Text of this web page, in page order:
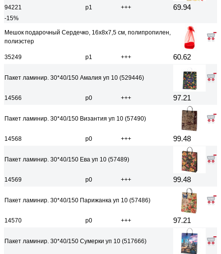
94221 р1 +++ 69.94
-15%
Мешок подарочный Сердечко, 16x8x7,5 см, полипропилен,
полиэстер
35249 р1 +++ 60.62
Пакет ламинир. 30*40/150 Амалия уп 10 (529446)
14566 р0 +++ 97.21
Пакет ламинир. 30*40/150 Византия уп 10 (57490)
14568 р0 +++ 99.48
Пакет ламинир. 30*40/150 Ева уп 10 (57489)
14569 р0 +++ 99.48
Пакет ламинир. 30*40/150 Парижанка уп 10 (57486)
14570 р0 +++ 97.21
Пакет ламинир. 30*40/150 Сумерки уп 10 (517666)